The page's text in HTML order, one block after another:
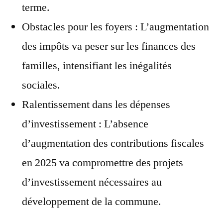
terme.
Obstacles pour les foyers : L’augmentation
des impôts va peser sur les finances des
familles, intensifiant les inégalités
sociales.
Ralentissement dans les dépenses
d’investissement : L’absence
d’augmentation des contributions fiscales
en 2025 va compromettre des projets
d’investissement nécessaires au
développement de la commune.